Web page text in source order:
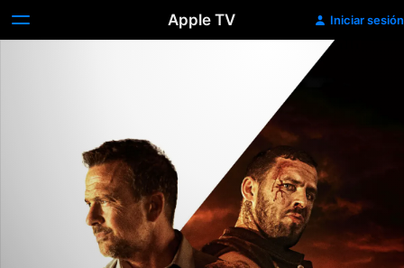
Apple TV Iniciar sesión